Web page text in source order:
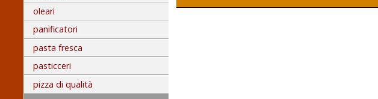
oleari
panificatori
pasta fresca
pasticceri
pizza di qualità